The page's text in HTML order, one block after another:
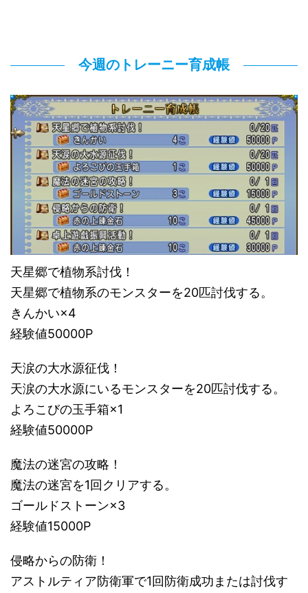
今週のトレーニー育成帳
天星郷で植物系討伐！
天星郷で植物系のモンスターを20匹討伐する。
きんかい×4
経験値50000P
天涙の大水源征伐！
天涙の大水源にいるモンスターを20匹討伐する。
よろこびの玉手箱×1
経験値50000P
魔法の迷宮の攻略！
魔法の迷宮を1回クリアする。
ゴールドストーン×3
経験値15000P
侵略からの防衛！
アストルティア防衛軍で1回防衛成功または討伐す